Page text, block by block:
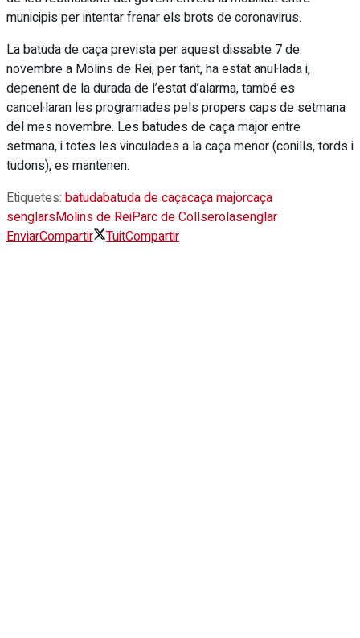
municipis per intentar frenar els brots de coronavirus.
La batuda de caça prevista per aquest dissabte 7 de
novembre a Molins de Rei, per tant, ha estat anul·lada i,
depenent de la durada de l’estat d’alarma, també es
cancel·laran les programades pels propers caps de setmana
del mes novembre. Les batudes de caça major entre
setmana, i totes les vinculades a la caça menor (conills, tords i
tudons), es mantenen.
Etiquetes: batudabatuda de caçacaça majorcaça
senglarsMolins de ReiParc de Collserolasenglar
EnviarCompartir TuitCompartir